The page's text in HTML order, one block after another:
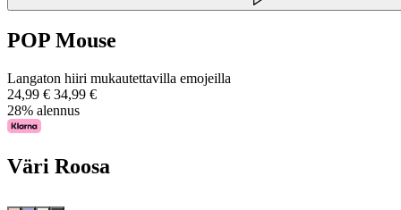
POP Mouse
Langaton hiiri mukautettavilla emojeilla
24,99 € 34,99 €
28% alennus
Väri Roosa